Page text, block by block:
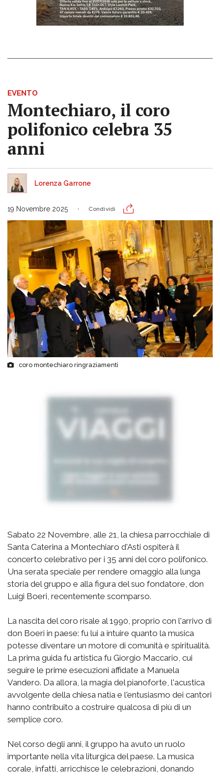
EVENTO
Montechiaro, il coro
polifonico celebra 35
anni
Lorenza Garrone
19 Novembre 2025 Condividi
coro montechiaro ringraziamenti
Sabato 22 Novembre, alle 21, la chiesa parrocchiale di
Santa Caterina a Montechiaro d'Asti ospiterà il
concerto celebrativo per i 35 anni del coro polifonico.
Una serata speciale per rendere omaggio alla lunga
storia del gruppo e alla figura del suo fondatore, don
Luigi Boeri, recentemente scomparso.
La nascita del coro risale al 1990, proprio con l'arrivo di
don Boeri in paese: fu lui a intuire quanto la musica
potesse diventare un motore di comunità e spiritualità.
La prima guida fu artistica fu Giorgio Maccario, cui
seguire le prime esecuzioni affidate a Manuela
Vandero. Da allora, la magia del pianoforte, l'acustica
avvolgente della chiesa natia e l'entusiasmo dei cantori
hanno contribuito a costruire qualcosa di più di un
semplice coro.
Nel corso degli anni, il gruppo ha avuto un ruolo
importante nella vita liturgica del paese. La musica
corale, infatti, arricchisce le celebrazioni, donando